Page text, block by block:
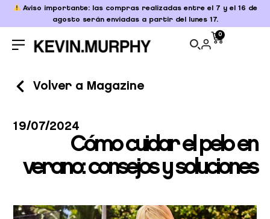
Aviso importante: las compras realizadas entre el 7 y el 16 de
agosto serán enviadas a partir del lunes 17.
0
Volver a Magazine
19/07/2024
Cómo cuidar el pelo en
verano: consejos y soluciones